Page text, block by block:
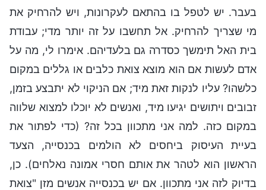
בעבר. יש לטפל בו בהתאם לעקרונות, ויש להרחיק את
מי שצריך להרחיק. אל תחשבו על זה יותר מדי; עבודת
בית האל תימשך כסדרה גם בלעדיהם. אימרו לי, מה על
אדם לעשות אם הוא מוצא צואת כלבים או גללים במקום
כלשהו? עליו לנקות זאת מיד; אם הניקוי לא יתבצע בזמן,
זבובים ויתושים יגיעו מיד, ואנשים לא יוכלו למצוא שלווה
במקום כזה. למה אני מתכוון בכל זה? (כדי לפתור את
בעיית העיסוק ביחסים לא הולמים בכנסייה, הצעד
הראשון הוא לטהר את אותם חסרי אמונה נאלחים). כן,
בדיוק לזה אני מתכוון. אם יש בכנסייה אנשים מזן "צואת